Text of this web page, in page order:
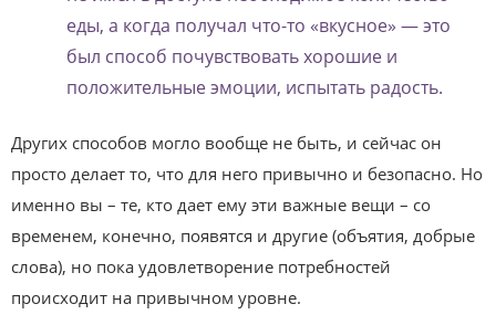
еды, а когда получал что-то «вкусное» — это
был способ почувствовать хорошие и
положительные эмоции, испытать радость.
Других способов могло вообще не быть, и сейчас он
просто делает то, что для него привычно и безопасно. Но
именно вы – те, кто дает ему эти важные вещи – со
временем, конечно, появятся и другие (объятия, добрые
слова), но пока удовлетворение потребностей
происходит на привычном уровне.